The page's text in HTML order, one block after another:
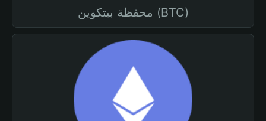
محفظة بيتكوين (BTC)